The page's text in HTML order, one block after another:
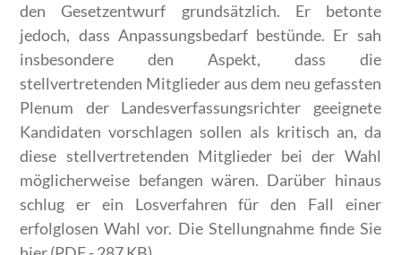
den Gesetzentwurf grundsätzlich. Er betonte
jedoch, dass Anpassungsbedarf bestünde. Er sah
insbesondere den Aspekt, dass die
stellvertretenden Mitglieder aus dem neu gefassten
Plenum der Landesverfassungsrichter geeignete
Kandidaten vorschlagen sollen als kritisch an, da
diese stellvertretenden Mitglieder bei der Wahl
möglicherweise befangen wären. Darüber hinaus
schlug er ein Losverfahren für den Fall einer
erfolglosen Wahl vor. Die Stellungnahme finde Sie